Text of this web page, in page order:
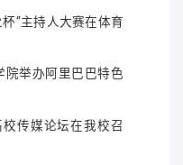
”主持人大赛在体育
院举办阿里巴巴特色
传媒论坛在我校召